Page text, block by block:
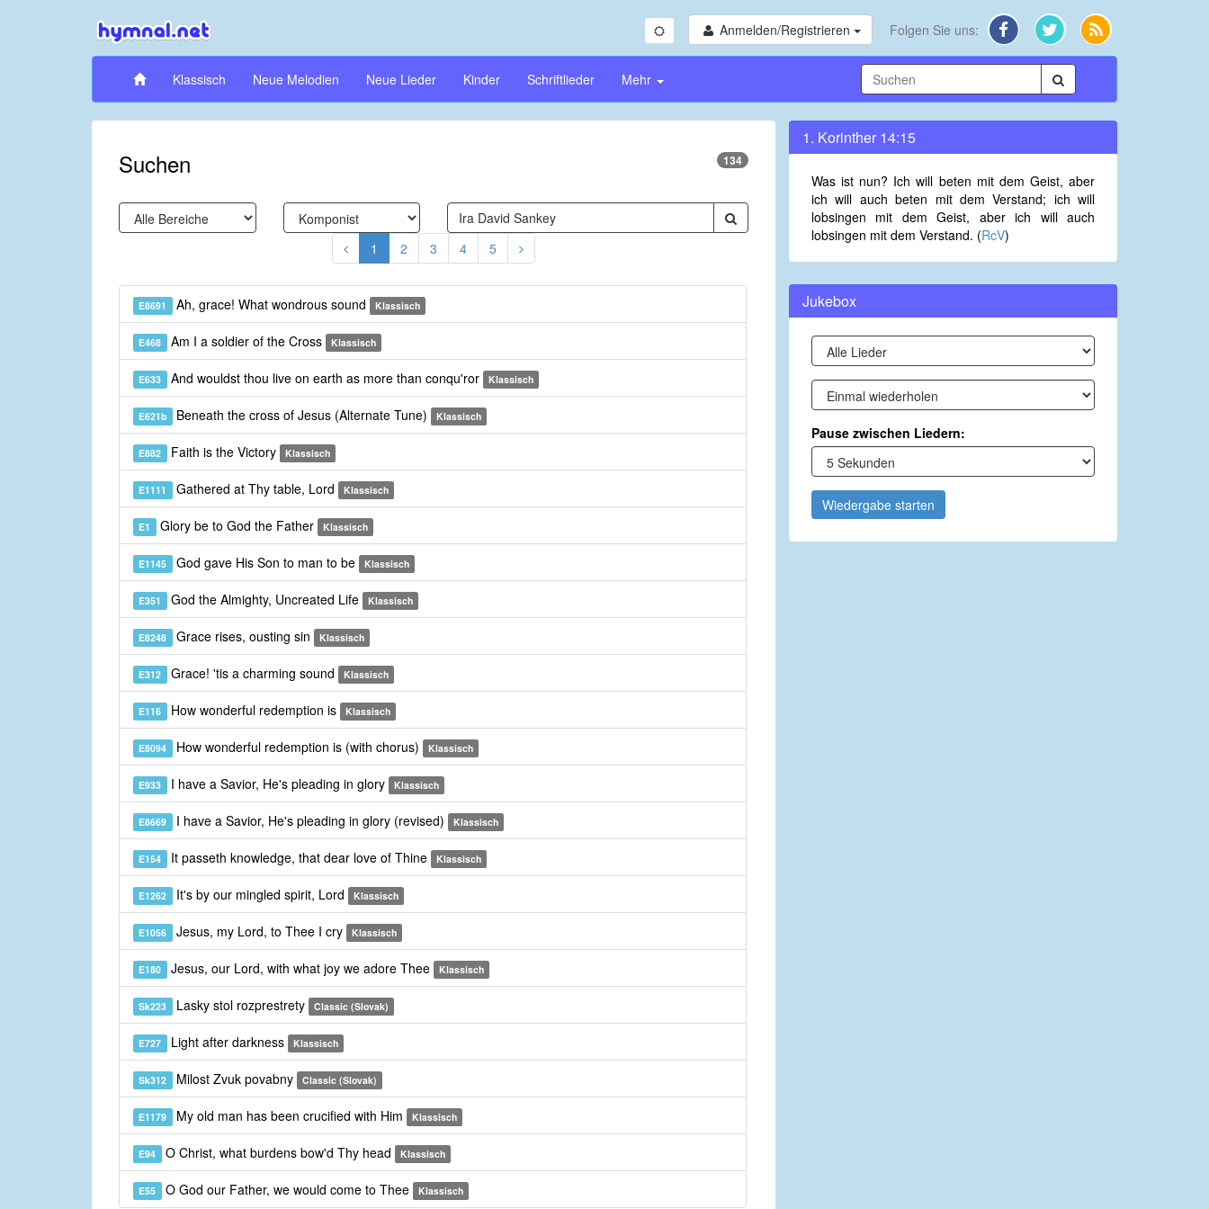
Anmelden/Registrieren Folgen Sie uns:
Klassisch Neue Melodien Neue Lieder Kinder Schriftlieder Mehr
Suchen 134
1 2 3 4 5
E8691 Ah, grace! What wondrous sound Klassisch
E468 Am I a soldier of the Cross Klassisch
E633 And wouldst thou live on earth as more than conqu'ror Klassisch
E621b Beneath the cross of Jesus (Alternate Tune) Klassisch
E882 Faith is the Victory Klassisch
E1111 Gathered at Thy table, Lord Klassisch
E1 Glory be to God the Father Klassisch
E1145 God gave His Son to man to be Klassisch
E351 God the Almighty, Uncreated Life Klassisch
E8248 Grace rises, ousting sin Klassisch
E312 Grace! 'tis a charming sound Klassisch
E116 How wonderful redemption is Klassisch
E8094 How wonderful redemption is (with chorus) Klassisch
E933 I have a Savior, He's pleading in glory Klassisch
E8669 I have a Savior, He's pleading in glory (revised) Klassisch
E154 It passeth knowledge, that dear love of Thine Klassisch
E1262 It's by our mingled spirit, Lord Klassisch
E1056 Jesus, my Lord, to Thee I cry Klassisch
E180 Jesus, our Lord, with what joy we adore Thee Klassisch
Sk223 Lasky stol rozprestrety Classic (Slovak)
E727 Light after darkness Klassisch
Sk312 Milost Zvuk povabny Classic (Slovak)
E1179 My old man has been crucified with Him Klassisch
E94 O Christ, what burdens bow'd Thy head Klassisch
E55 O God our Father, we would come to Thee Klassisch
1. Korinther 14:15
Was ist nun? Ich will beten mit dem Geist, aber
ich will auch beten mit dem Verstand; ich will
lobsingen mit dem Geist, aber ich will auch
lobsingen mit dem Verstand. (RcV)
Jukebox
Pause zwischen Liedern:
Wiedergabe starten